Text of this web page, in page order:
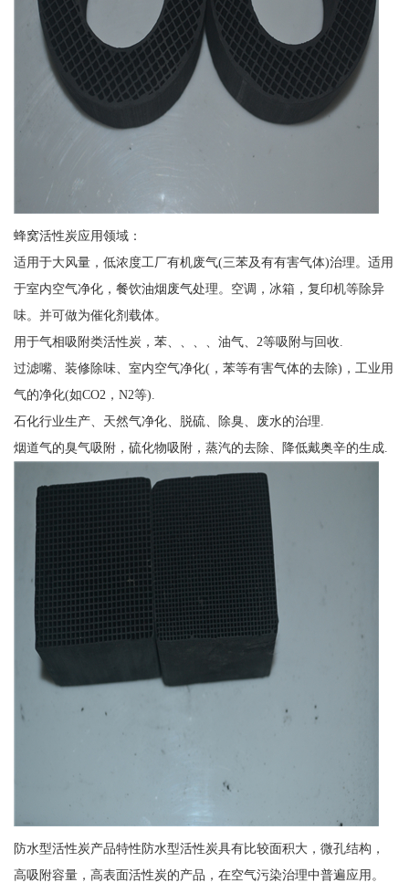
蜂窝活性炭应用领域：
适用于大风量，低浓度工厂有机废气(三苯及有有害气体)治理。适用
于室内空气净化，餐饮油烟废气处理。空调，冰箱，复印机等除异
味。并可做为催化剂载体。
用于气相吸附类活性炭，苯、、、、油气、2等吸附与回收.
过滤嘴、装修除味、室内空气净化(，苯等有害气体的去除)，工业用
气的净化(如CO2，N2等).
石化行业生产、天然气净化、脱硫、除臭、废水的治理.
烟道气的臭气吸附，硫化物吸附，蒸汽的去除、降低戴奥辛的生成.
防水型活性炭产品特性防水型活性炭具有比较面积大，微孔结构，
高吸附容量，高表面活性炭的产品，在空气污染治理中普遍应用。